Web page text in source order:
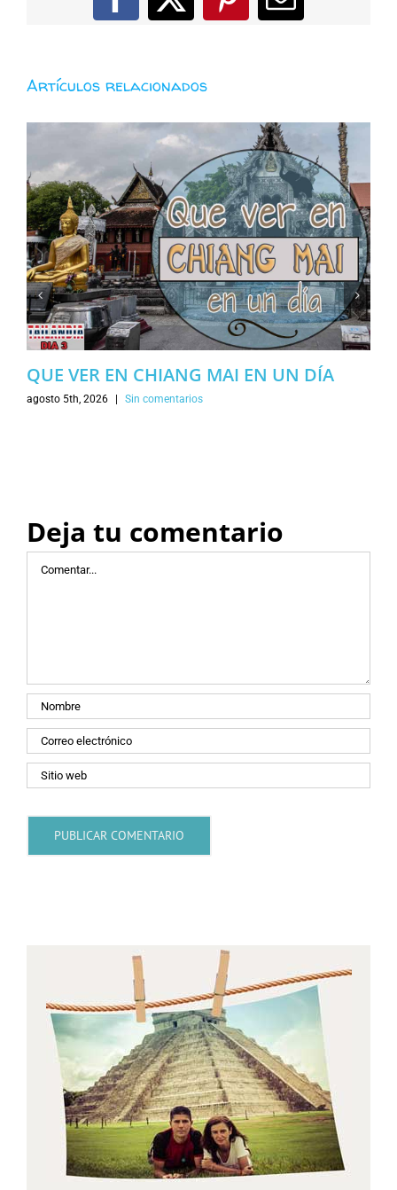
Facebook
X PinterestCorreo
Artículos relacionados
QUE VER EN CHIANG MAI EN UN DÍA
agosto 5th, 2026 | Sin comentarios
Deja tu comentario
Comentar